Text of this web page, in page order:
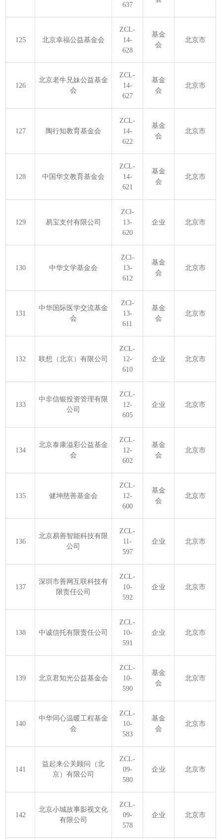
637
125 北京幸福公益基金会
ZCL-
14-
628
基金
会
北京市
126
北京老牛兄妹公益基金
会
ZCL-
14-
627
基金
会
北京市
127 陶行知教育基金会
ZCL-
14-
622
基金
会
北京市
128 中国华文教育基金会
ZCL-
14-
621
基金
会
北京市
129 易宝支付有限公司
ZCl-
13-
620
企业 北京市
130 中华文学基金会
ZCl-
13-
612
基金
会
北京市
131
中华国际医学交流基金
会
ZCl-
13-
611
基金
会
北京市
132 联想（北京）有限公司
ZCL-
12-
610
企业 北京市
133
中非信银投资管理有限
公司
ZCL-
12-
605
企业 北京市
134
北京泰康溢彩公益基金
会
ZCL-
12-
602
基金
会
北京市
135 健坤慈善基金会
ZCL-
12-
600
基金
会
北京市
136
北京易善智能科技有限
公司
ZCL-
11-
597
企业 北京市
137
深圳市善网互联科技有
限责任公司
ZCL-
10-
592
企业 北京市
138 中诚信托有限责任公司
ZCL-
10-
591
企业 北京市
139 北京君知光公益基金会
ZCL-
10-
590
基金
会
北京市
140
中华同心温暖工程基金
会
ZCL-
10-
583
基金
会
北京市
141
益起来公关顾问（北
京）有限公司
ZCL-
09-
580
企业 北京市
142
北京小城故事影视文化
有限公司
ZCL-
09-
578
企业 北京市